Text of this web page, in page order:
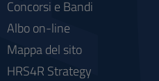
Concorsi e Bandi
Albo on-line
Mappa del sito
HRS4R Strategy